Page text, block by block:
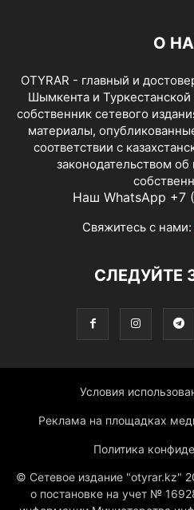
О
OTYRAR - главный и
Шымкента и
собственник сетевого
материалы,
соответствии с
законодательством
Наш WhatsApp +7
Свяжитесь с нами:
СЛЕДУЙТЕ
Условия
Реклама на площадках
Политика
© Сетевое издание "otyrar.kz"
о постановке на учет №